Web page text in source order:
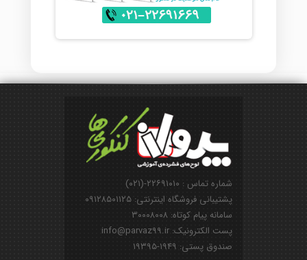
شماره تماس : ۲۲۶۹۱۰۱۰-(۰۲۱)
پشتیبانی فروشگاه اینترنتی: ۰۹۱۲۸۵۰۱۱۲۵
سامانه پیام کوتاه: ۳۰۰۰۸۰۰۸
پست الکترونیک: info@parvaz99.ir
صندوق پستی: ۱۹۴۹-۱۹۳۹۵